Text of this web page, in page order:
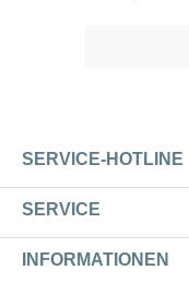
SERVICE-HOTLINE
SERVICE
INFORMATIONEN